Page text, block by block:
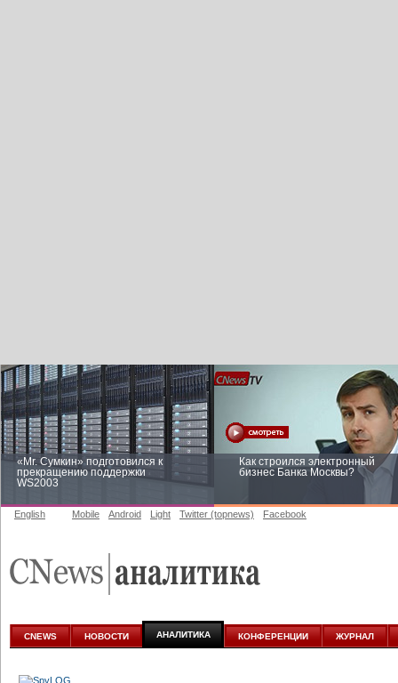
«Mr. Сумкин» подготовился к
прекращению поддержки
WS2003
Как строился электронный
бизнес Банка Москвы?
аналитике
English Mobile Android Light Twitter (topnews) Facebook
CNEWS НОВОСТИ АНАЛИТИКА КОНФЕРЕНЦИИ ЖУРНАЛ